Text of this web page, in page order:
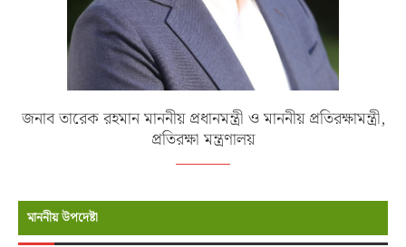
জনাব তারেক রহমান মাননীয় প্রধানমন্ত্রী ও মাননীয় প্রতিরক্ষামন্ত্রী,
প্রতিরক্ষা মন্ত্রণালয়
মাননীয় উপদেষ্টা